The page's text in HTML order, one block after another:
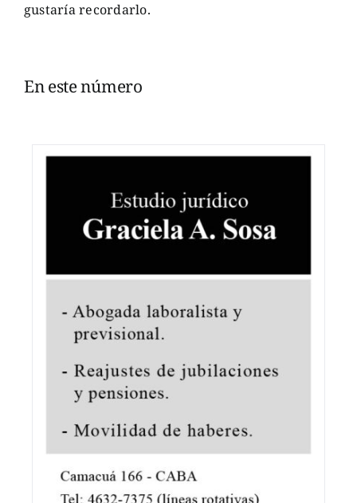
gustaría recordarlo.
En este número